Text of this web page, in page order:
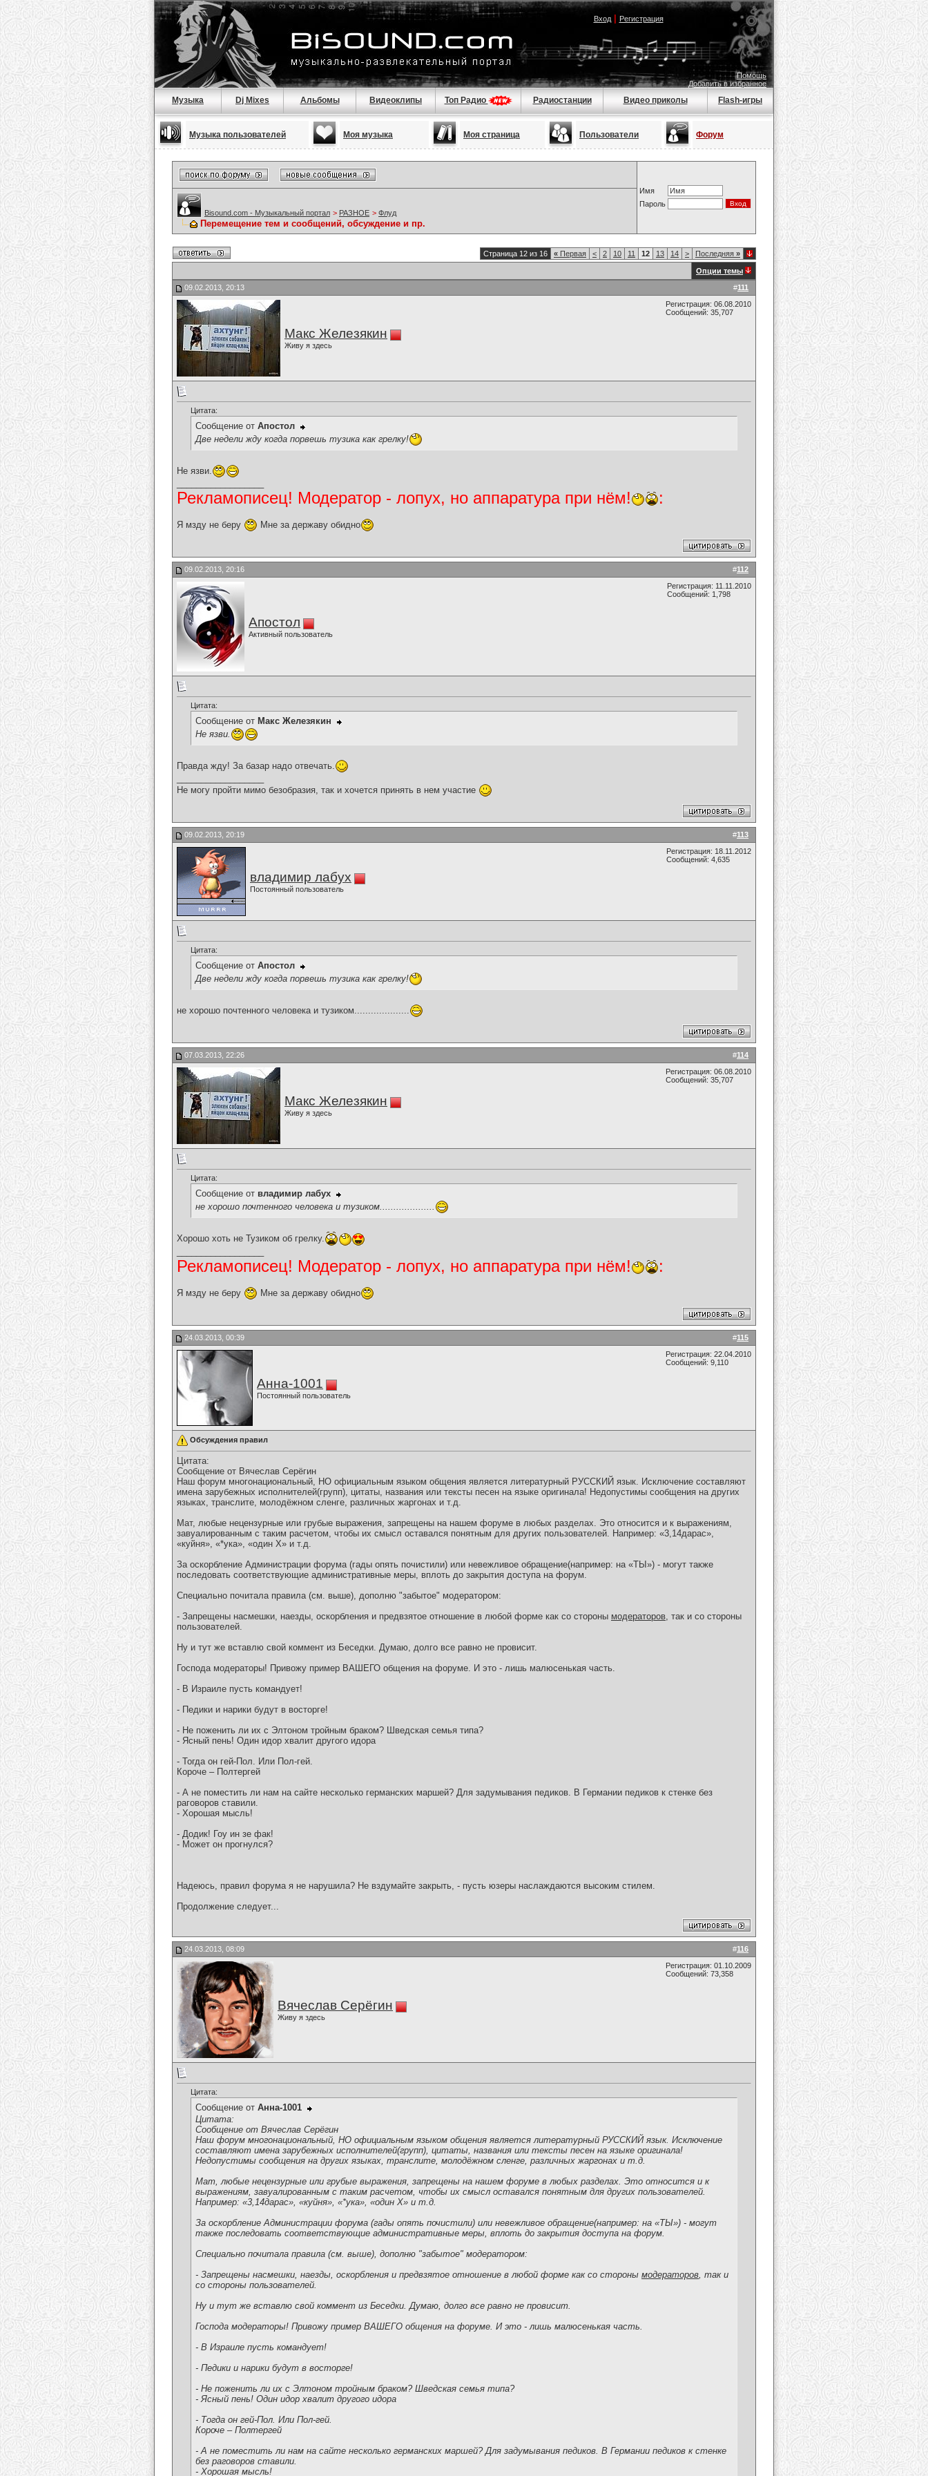
Вход| Регистрация
Помощь
Добавить в избранное
Музыка Dj Mixes Альбомы Видеоклипы Топ Радио Радиостанции Видео приколы Flash-игры
Музыка пользователей Моя музыка Моя страница Пользователи Форум
Имя
Пароль
Bisound.com - Музыкальный портал > РАЗНОЕ > Флуд
Перемещение тем и сообщений, обсуждение и пр.
Страница 12 из 16 « Первая < 2 10 11 12 13 14 > Последняя »
Опции темы
#111
09.02.2013, 20:13
Макс Железякин
Живу я здесь
Регистрация: 06.08.2010
Сообщений: 35,707
Цитата:
Сообщение от Апостол
Две недели жду когда порвешь тузика как грелку!
Не язви.
Рекламописец! Модератор - лопух, но аппаратура при нём! :
Я мзду не беру Мне за державу обидно
#112
09.02.2013, 20:16
Апостол
Активный пользователь
Регистрация: 11.11.2010
Сообщений: 1,798
Цитата:
Сообщение от Макс Железякин
Не язви.
Правда жду! За базар надо отвечать.
Не могу пройти мимо безобразия, так и хочется принять в нем участие
#113
09.02.2013, 20:19
владимир лабух
Постоянный пользователь
Регистрация: 18.11.2012
Сообщений: 4,635
Цитата:
Сообщение от Апостол
Две недели жду когда порвешь тузика как грелку!
не хорошо почтенного человека и тузиком....................
#114
07.03.2013, 22:26
Макс Железякин
Живу я здесь
Регистрация: 06.08.2010
Сообщений: 35,707
Цитата:
Сообщение от владимир лабух
не хорошо почтенного человека и тузиком....................
Хорошо хоть не Тузиком об грелку.
Рекламописец! Модератор - лопух, но аппаратура при нём! :
Я мзду не беру Мне за державу обидно
#115
24.03.2013, 00:39
Анна-1001
Постоянный пользователь
Регистрация: 22.04.2010
Сообщений: 9,110
Обсуждения правил
Цитата:
Сообщение от Вячеслав Серёгин
Наш форум многонациональный, НО официальным языком общения является литературный РУССКИЙ язык. Исключение составляют
имена зарубежных исполнителей(групп), цитаты, названия или тексты песен на языке оригинала! Недопустимы сообщения на других
языках, транслите, молодёжном сленге, различных жаргонах и т.д.
Мат, любые нецензурные или грубые выражения, запрещены на нашем форуме в любых разделах. Это относится и к выражениям,
завуалированным с таким расчетом, чтобы их смысл оставался понятным для других пользователей. Например: «3,14дарас»,
«куйня», «*ука», «один Х» и т.д.
За оскорбление Администрации форума (гады опять почистили) или невежливое обращение(например: на «ТЫ») - могут также
последовать соответствующие административные меры, вплоть до закрытия доступа на форум.
Специально почитала правила (см. выше), дополню "забытое" модератором:
- Запрещены насмешки, наезды, оскорбления и предвзятое отношение в любой форме как со стороны модераторов, так и со стороны
пользователей.
Ну и тут же вставлю свой коммент из Беседки. Думаю, долго все равно не провисит.
Господа модераторы! Привожу пример ВАШЕГО общения на форуме. И это - лишь малюсенькая часть.
- В Израиле пусть командует!
- Педики и нарики будут в восторге!
- Не поженить ли их с Элтоном тройным браком? Шведская семья типа?
- Ясный пень! Один идор хвалит другого идора
- Тогда он гей-Пол. Или Пол-гей.
Короче – Полтергей
- А не поместить ли нам на сайте несколько германских маршей? Для задумывания педиков. В Германии педиков к стенке без
раговоров ставили.
- Хорошая мысль!
- Додик! Гоу ин зе фак!
- Может он прогнулся?
Надеюсь, правил форума я не нарушила? Не вздумайте закрыть, - пусть юзеры наслаждаются высоким стилем.
Продолжение следует...
#116
24.03.2013, 08:09
Вячеслав Серёгин
Живу я здесь
Регистрация: 01.10.2009
Сообщений: 73,358
Цитата:
Сообщение от Анна-1001
Цитата:
Сообщение от Вячеслав Серёгин
Наш форум многонациональный, НО официальным языком общения является литературный РУССКИЙ язык. Исключение
составляют имена зарубежных исполнителей(групп), цитаты, названия или тексты песен на языке оригинала!
Недопустимы сообщения на других языках, транслите, молодёжном сленге, различных жаргонах и т.д.
Мат, любые нецензурные или грубые выражения, запрещены на нашем форуме в любых разделах. Это относится и к
выражениям, завуалированным с таким расчетом, чтобы их смысл оставался понятным для других пользователей.
Например: «3,14дарас», «куйня», «*ука», «один Х» и т.д.
За оскорбление Администрации форума (гады опять почистили) или невежливое обращение(например: на «ТЫ») - могут
также последовать соответствующие административные меры, вплоть до закрытия доступа на форум.
Специально почитала правила (см. выше), дополню "забытое" модератором:
- Запрещены насмешки, наезды, оскорбления и предвзятое отношение в любой форме как со стороны модераторов , так и
со стороны пользователей.
Ну и тут же вставлю свой коммент из Беседки. Думаю, долго все равно не провисит.
Господа модераторы! Привожу пример ВАШЕГО общения на форуме. И это - лишь малюсенькая часть.
- В Израиле пусть командует!
- Педики и нарики будут в восторге!
- Не поженить ли их с Элтоном тройным браком? Шведская семья типа?
- Ясный пень! Один идор хвалит другого идора
- Тогда он гей-Пол. Или Пол-гей.
Короче – Полтергей
- А не поместить ли нам на сайте несколько германских маршей? Для задумывания педиков. В Германии педиков к стенке
без раговоров ставили.
- Хорошая мысль!